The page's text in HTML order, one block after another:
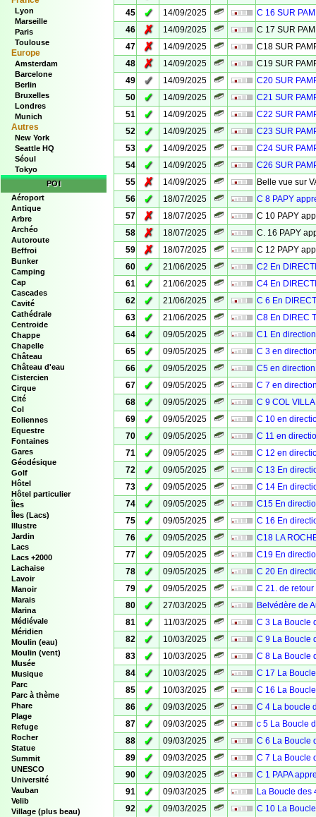
Lyon
Marseille
Paris
Toulouse
Europe
Amsterdam
Barcelone
Berlin
Bruxelles
Londres
Munich
Autres
New York
Seattle HQ
Séoul
Tokyo
POI
Aéroport
Antique
Arbre
Archéo
Autoroute
Beffroi
Bunker
Camping
Cap
Cascades
Cavité
Cathédrale
Centroide
Chappe
Chapelle
Château
Château d'eau
Cistercien
Cirque
Cité
Col
Eoliennes
Equestre
Fontaines
Gares
Géodésique
Golf
Hôtel
Hôtel particulier
Îles
Îles (Lacs)
Illustre
Jardin
Lacs
Lacs +2000
Lachaise
Lavoir
Manoir
Marais
Marina
Médiévale
Méridien
Moulin (eau)
Moulin (vent)
Musée
Musique
Parc
Parc à thème
Phare
Plage
Refuge
Rocher
Statue
Summit
UNESCO
Université
Vauban
Velib
Village (plus beau)
45
✓ 14/09/2025
C 16 SUR
46
✗ 14/09/2025
C 17 SUR
47
✗ 14/09/2025
C18 SUR
48
✗ 14/09/2025
C19 SUR
49
✓ 14/09/2025
C20 SUR
50
✓ 14/09/2025
C21 SUR
51
✓ 14/09/2025
C22 SUR
52
✓ 14/09/2025
C23 SUR
53
✓ 14/09/2025
C24 SUR
54
✓ 14/09/2025
C26 SUR
55
✗ 14/09/2025
Belle vue sur
56
✓ 18/07/2025
C 8 PAPY
57
✗ 18/07/2025
C 10 PAPY
58
✗ 18/07/2025
C. 16 PAPY
59
✗ 18/07/2025
C 12 PAPY
60
✓ 21/06/2025
C2 En
61
✓ 21/06/2025
C4 En
62
✓ 21/06/2025
C 6 En
63
✓ 21/06/2025
C8 En DIREC
64
✓ 09/05/2025
C1 En
65
✓ 09/05/2025
C 3 en
66
✓ 09/05/2025
C5 en
67
✓ 09/05/2025
C 7 en
68
✓ 09/05/2025
C 9 COL
69
✓ 09/05/2025
C 10 en
70
✓ 09/05/2025
C 11 en
71
✓ 09/05/2025
C 12 en
72
✓ 09/05/2025
C 13 En
73
✓ 09/05/2025
C 14 En
74
✓ 09/05/2025
C15 En
75
✓ 09/05/2025
C 16 En
76
✓ 09/05/2025
C18 LA
77
✓ 09/05/2025
C19 En
78
✓ 09/05/2025
C 20 En
79
✓ 09/05/2025
C 21. de
80
✓ 27/03/2025
Belvédère de
81
✓ 11/03/2025
C 3 La Boucle
82
✓ 10/03/2025
C 9 La Boucle
83
✓ 10/03/2025
C 8 La Boucle
84
✓ 10/03/2025
C 17 La
85
✓ 10/03/2025
C 16 La
86
✓ 09/03/2025
C 4 La boucle
87
✓ 09/03/2025
c 5 La Boucle
88
✓ 09/03/2025
C 6 La Boucle
89
✓ 09/03/2025
C 7 La Boucle
90
✓ 09/03/2025
C 1 PAPA
91
✓ 09/03/2025
La Boucle des
92
✓ 09/03/2025
C 10 La